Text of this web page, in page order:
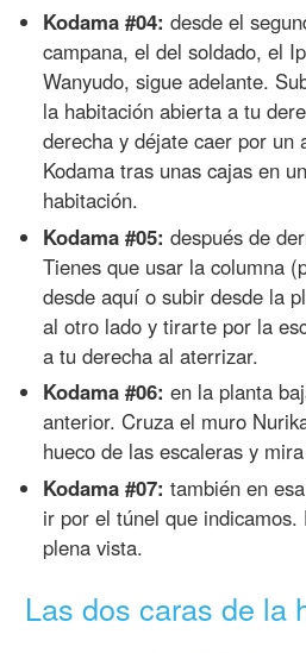
Kodama #04: desde el
campana, el del soldado, el
Wanyudo, sigue adelante.
la habitación abierta a tu
derecha y déjate caer por un
Kodama tras unas cajas en
habitación.
Kodama #05: después de
Tienes que usar la columna
desde aquí o subir desde la
al otro lado y tirarte por la
a tu derecha al aterrizar.
Kodama #06: en la planta
anterior. Cruza el muro
hueco de las escaleras y
Kodama #07: también en
ir por el túnel que indicamos.
plena vista.
Las dos caras de la